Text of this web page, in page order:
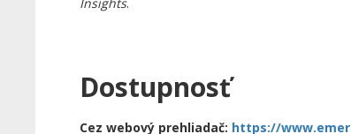
Dostupnosť
Cez webový prehliadač: https://